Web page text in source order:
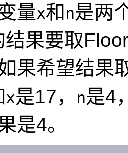
量x和 n是两
结果要取
果希望结果
x是17， n是4
是4。